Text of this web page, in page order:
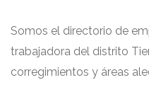
Somos el directorio de
trabajadora del distrito
corregimientos y áreas